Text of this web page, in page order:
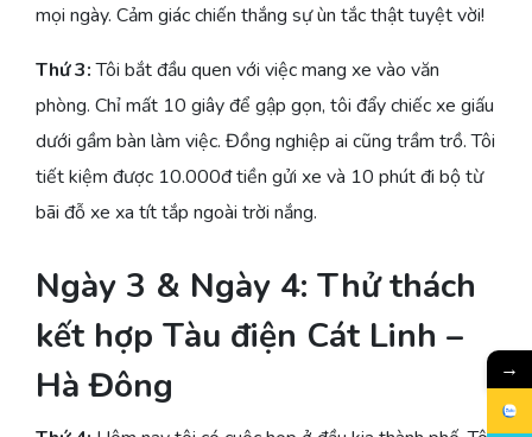
mọi ngày. Cảm giác chiến thắng sự ùn tắc thật tuyệt vời!
Thứ 3:Tôi bắt đầu quen với việc mang xe vào văn
phòng. Chỉ mất 10 giây để gập gọn, tôi đẩy chiếc xe giấu
dưới gầm bàn làm việc. Đồng nghiệp ai cũng trầm trồ. Tôi
tiết kiệm được 10.000đ tiền gửi xe và 10 phút đi bộ từ
bãi đỗ xe xa tít tắp ngoài trời nắng.
Ngày 3 & Ngày 4: Thử thách
kết hợp Tàu điện Cát Linh –
Hà Đông
→